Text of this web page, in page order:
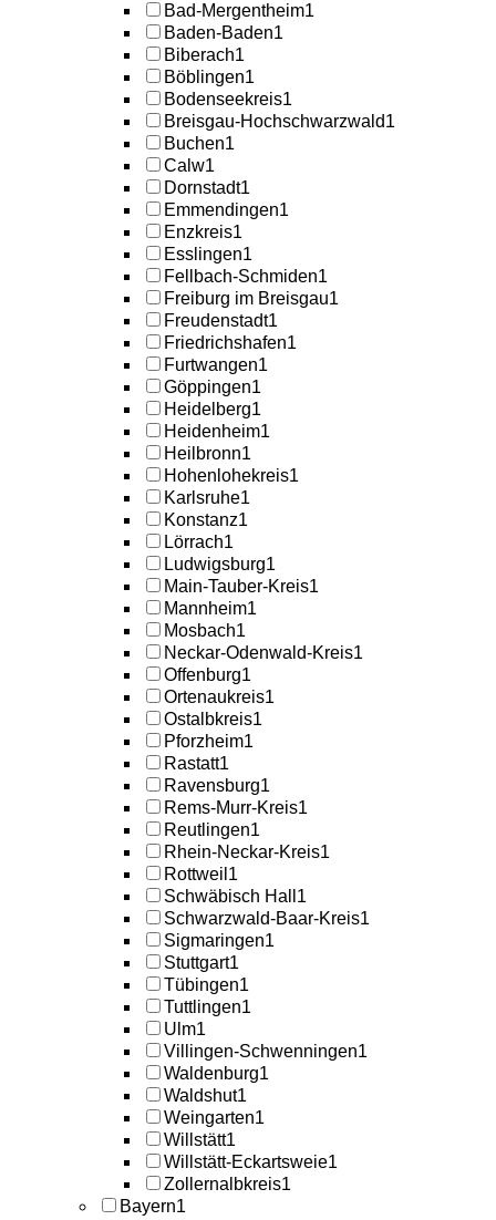
Bad-Mergentheim1
Baden-Baden1
Biberach1
Böblingen1
Bodenseekreis1
Breisgau-Hochschwarzwald1
Buchen1
Calw1
Dornstadt1
Emmendingen1
Enzkreis1
Esslingen1
Fellbach-Schmiden1
Freiburg im Breisgau1
Freudenstadt1
Friedrichshafen1
Furtwangen1
Göppingen1
Heidelberg1
Heidenheim1
Heilbronn1
Hohenlohekreis1
Karlsruhe1
Konstanz1
Lörrach1
Ludwigsburg1
Main-Tauber-Kreis1
Mannheim1
Mosbach1
Neckar-Odenwald-Kreis1
Offenburg1
Ortenaukreis1
Ostalbkreis1
Pforzheim1
Rastatt1
Ravensburg1
Rems-Murr-Kreis1
Reutlingen1
Rhein-Neckar-Kreis1
Rottweil 1
Schwäbisch Hall 1
Schwarzwald-Baar-Kreis1
Sigmaringen1
Stuttgart1
Tübingen1
Tuttlingen1
Ulm1
Villingen-Schwenningen1
Waldenburg1
Waldshut1
Weingarten1
Willstätt1
Willstätt-Eckartsweie1
Zollernalbkreis1
Bayern1